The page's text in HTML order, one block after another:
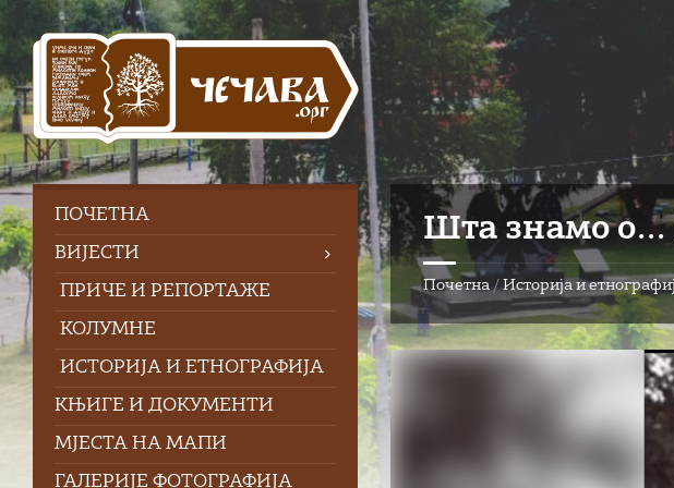
Skip
content
Skip
left
sidebar
Skip
footer
Шта знамо о…
Почетна /Историја и
ПOЧЕТНА
ВИЈЕСТИ
ПРИЧЕ И РЕПОРТАЖЕ
КОЛУМНЕ
ИСТОРИЈА И ЕТНОГРАФИЈА
КЊИГЕ И ДОКУМЕНТИ
МЈЕСТА НА МАПИ
ГАЛЕРИЈЕ ФОТОГРАФИЈА